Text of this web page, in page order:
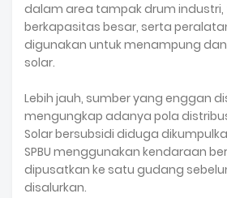
dalam area tampak drum industri,
berkapasitas besar, serta
digunakan untuk menampung
solar.
Lebih jauh, sumber yang enggan
mengungkap adanya pola
Solar bersubsidi diduga
SPBU menggunakan kendaraan
dipusatkan ke satu gudang
disalurkan.